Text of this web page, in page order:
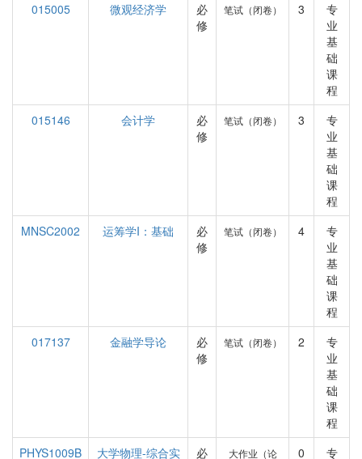
015005
微观经济学
必
修
笔试（闭卷） 3
专
业
基
础
课
程
015146
会计学
必
修
笔试（闭卷） 3
专
业
基
础
课
程
MNSC2002
运筹学I：基础
必
修
笔试（闭卷） 4
专
业
基
础
课
程
017137
金融学导论
必
修
笔试（闭卷） 2
专
业
基
础
课
程
PHYS1009B
大学物理-综合实
必
大作业（论
0
专